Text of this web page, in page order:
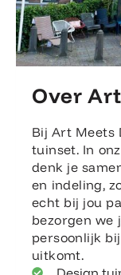
Over Art
Bij Art Meets
tuinset. In
denk je
en indeling,
echt bij jou
bezorgen we
persoonlijk
uitkomt.